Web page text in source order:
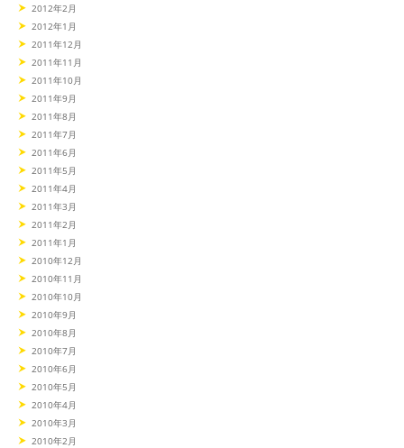
2012年2月
2012年1月
2011年12月
2011年11月
2011年10月
2011年9月
2011年8月
2011年7月
2011年6月
2011年5月
2011年4月
2011年3月
2011年2月
2011年1月
2010年12月
2010年11月
2010年10月
2010年9月
2010年8月
2010年7月
2010年6月
2010年5月
2010年4月
2010年3月
2010年2月